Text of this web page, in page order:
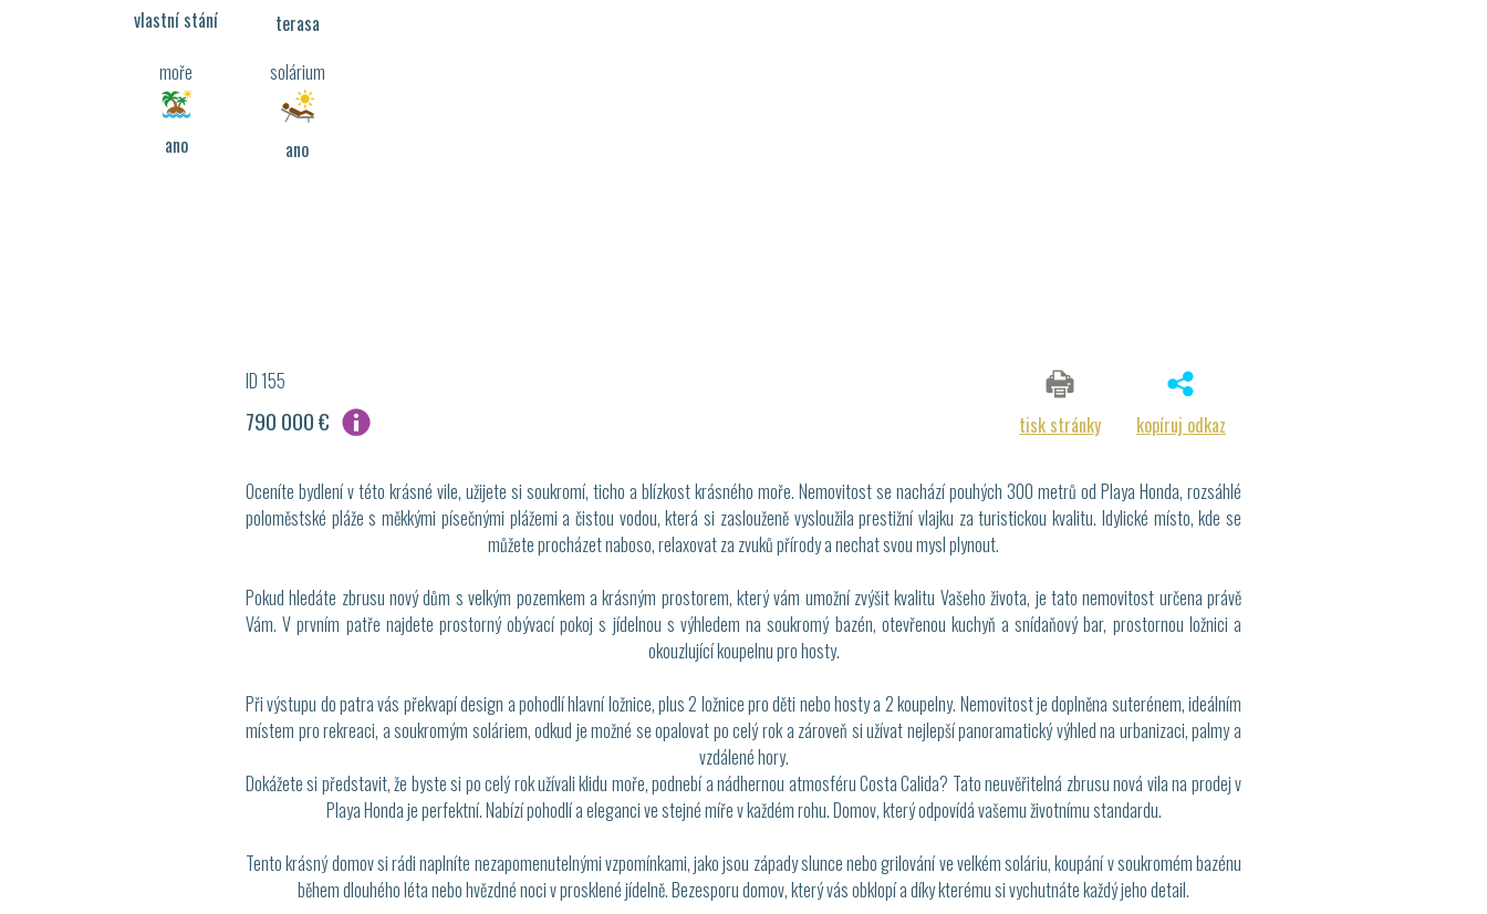
vlastní stání
terasa
moře
ano
solárium
ano
ID 155
790 000 € kopíruj odkaz
tisk stránky
Oceníte bydlení v této krásné vile, užijete si soukromí, ticho a blízkost krásného moře. Nemovitost se nachází pouhých 300 metrů od Playa Honda, rozsáhlé
poloměstské pláže s měkkými písečnými plážemi a čistou vodou, která si zaslouženě vysloužila prestižní vlajku za turistickou kvalitu. Idylické místo, kde se
můžete procházet naboso, relaxovat za zvuků přírody a nechat svou mysl plynout.
Pokud hledáte zbrusu nový dům s velkým pozemkem a krásným prostorem, který vám umožní zvýšit kvalitu Vašeho života, je tato nemovitost určena právě
Vám. V prvním patře najdete prostorný obývací pokoj s jídelnou s výhledem na soukromý bazén, otevřenou kuchyň a snídaňový bar, prostornou ložnici a
okouzlující koupelnu pro hosty.
Při výstupu do patra vás překvapí design a pohodlí hlavní ložnice, plus 2 ložnice pro děti nebo hosty a 2 koupelny. Nemovitost je doplněna suterénem, ideálním
místem pro rekreaci, a soukromým soláriem, odkud je možné se opalovat po celý rok a zároveň si užívat nejlepší panoramatický výhled na urbanizaci, palmy a
vzdálené hory.
Dokážete si představit, že byste si po celý rok užívali klidu moře, podnebí a nádhernou atmosféru Costa Calida? Tato neuvěřitelná zbrusu nová vila na prodej v
Playa Honda je perfektní. Nabízí pohodlí a eleganci ve stejné míře v každém rohu. Domov, který odpovídá vašemu životnímu standardu.
Tento krásný domov si rádi naplníte nezapomenutelnými vzpomínkami, jako jsou západy slunce nebo grilování ve velkém soláriu, koupání v soukromém bazénu
během dlouhého léta nebo hvězdné noci v prosklené jídelně. Bezesporu domov, který vás obklopí a díky kterému si vychutnáte každý jeho detail.